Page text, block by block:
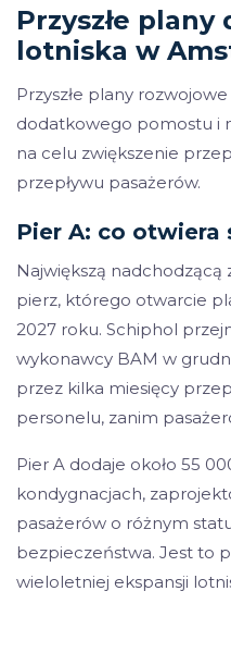
Przyszłe
lotniska w
Przyszłe plany
dodatkowego pomostu i
na celu zwiększenie
przepływu pasażerów.
Pier A: co otwiera
Największą nadchodzącą
pierz, którego otwarcie
2027 roku. Schiphol
wykonawcy BAM w
przez kilka miesięcy
personelu, zanim
Pier A dodaje około 55
kondygnacjach,
pasażerów o różnym
bezpieczeństwa. Jest to
wieloletniej ekspansji